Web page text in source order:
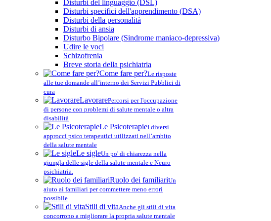
Disturbi del linguaggio (DSL)
Disturbi specifici dell'apprendimento (DSA)
Disturbi della personalità
Disturbi di ansia
Disturbo Bipolare (Sindrome maniaco-depressiva)
Udire le voci
Schizofrenia
Breve storia della psichiatria
Come fare per?Le risposte
alle tue domande all’interno dei Servizi Pubblici di
cura
LavorarePercorsi per l'occupazione
di persone con problemi di salute mentale o altra
disabilità
Le PsicoterapieI diversi
approcci psico terapeutici utilizzati nell’ambito
della salute mentale
Le sigleUn po' di chiarezza nella
giungla delle sigle della salute mentale e Neuro
psichiatria.
Ruolo dei familiariUn
aiuto ai familiari per commettere meno errori
possibile
Stili di vitaAnche gli stili di vita
concorrono a migliorare la propria salute mentale